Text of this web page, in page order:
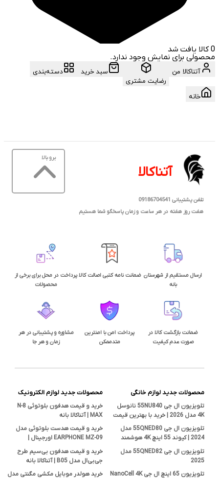
0 کالا یافت شد
محصولی برای نمایش وجود ندارد.
آتناکالا من
رضایت مشتری
سبد خرید دسته‌بندی
خانه
آتناکالا
برو بالا
تلفن پشتیبانی 09186704541
هفت روز هفته در هر ساعت و زمان پاسخگو شما هستیم
ارسال مستقیم از شهرستان
بانه
ضمانت نامه کتبی اصالت کالاپرداخت در محل برای برخی از
محصولات
ضمانت بازگشت کالا در
صورت عدم کیفیت
پرداخت امن با امنترین
متدممکن
مشاوره و پشتیبانی در هر
زمان و هر جا
محصولات جدید لوازم خانگی
تلویزیون ال جی 55NU840 نانوسل
4K مدل 2026 | خرید با بهترین قیمت
تلویزیون ال جی 55QNED80 مدل
2024 | کیوند 55 اینچ 4K هوشمند
اصل
تلویزیون ال جی 55QNED82 مدل
2025
تلویزیون 65 اینچ ال جی NanoCell 4K
محصولات جدید لوازم الکترونیک
خرید و قیمت هدفون بلوتوثی N-8
MAX | آتناکالا بانه
خرید و قیمت هدست بلوتوثی مدل
EARPHONE MZ-09 اورجینال |
فروشگاه آتناکالا بانه
خرید و قیمت هدفون بی‌سیم طرح
جی‌بی‌ال مدل B05 | آتناکالا بانه
خرید هولدر موبایل مکشی مگنتی مدل